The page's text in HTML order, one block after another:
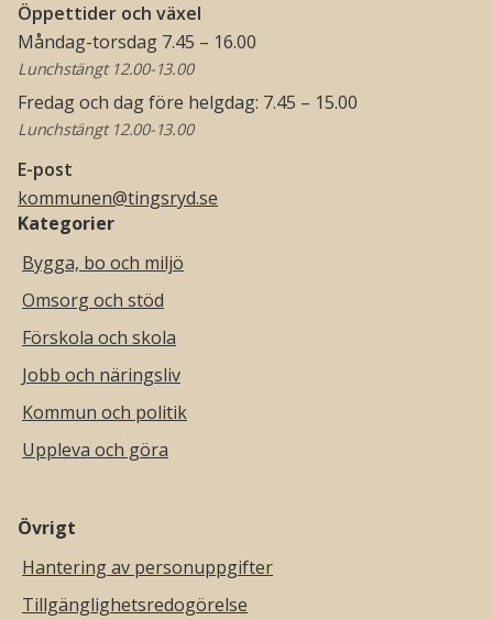
Öppettider och växel
Måndag-torsdag 7.45 – 16.00
Lunchstängt 12.00-13.00
Fredag och dag före helgdag: 7.45 – 15.00
Lunchstängt 12.00-13.00
E-post
kommunen@tingsryd.se
Kategorier
Bygga, bo och miljö
Omsorg och stöd
Förskola och skola
Jobb och näringsliv
Kommun och politik
Uppleva och göra
Övrigt
Hantering av personuppgifter
Tillgänglighetsredogörelse